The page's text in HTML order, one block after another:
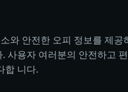
와 안전한 오피 정보를 제공
사용자 여러분의 안전하고 편
합 니다.